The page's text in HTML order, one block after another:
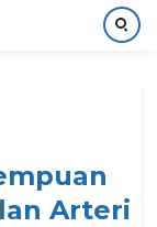
Arteri